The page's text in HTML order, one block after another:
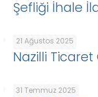
Şefliği İhale
21 Ağustos 2025
Nazilli
31 Temmuz 2025